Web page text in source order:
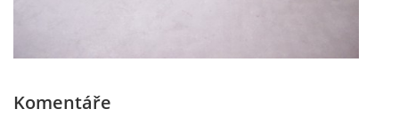
Komentáře